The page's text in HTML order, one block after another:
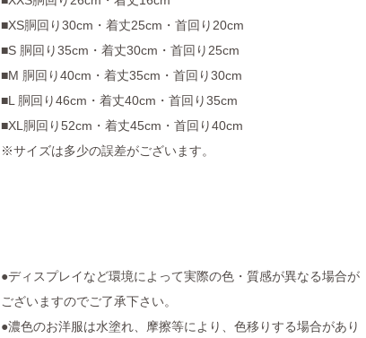
■XS胴回り30cm・着丈25cm・首回り20cm
■S 胴回り35cm・着丈30cm・首回り25cm
■M 胴回り40cm・着丈35cm・首回り30cm
■L 胴回り46cm・着丈40cm・首回り35cm
■XL胴回り52cm・着丈45cm・首回り40cm
※サイズは多少の誤差がございます。
●ディスプレイなど環境によって実際の色・質感が異なる場合が
ございますのでご了承下さい。
●濃色のお洋服は水塗れ、摩擦等により、色移りする場合があり